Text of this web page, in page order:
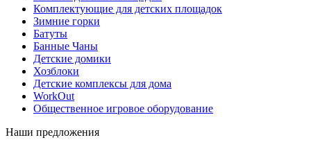
Комплектующие для детских площадок
Зимние горки
Батуты
Банные Чаны
Детские домики
Хозблоки
Детские комплексы для дома
WorkOut
Общественное игровое оборудование
Наши предложения